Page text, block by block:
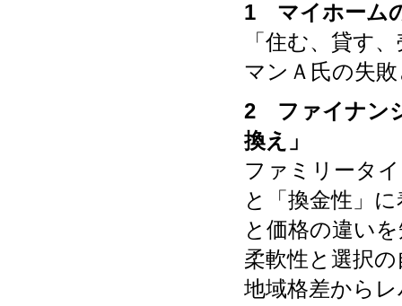
1 マイホーム
「住む、貸す
マンＡ氏の失
2 ファイナン
換え」
ファミリータ
と「換金性」
と価格の違い
柔軟性と選択
地域格差から